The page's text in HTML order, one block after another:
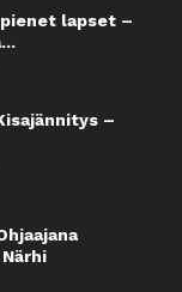
lapset –
–